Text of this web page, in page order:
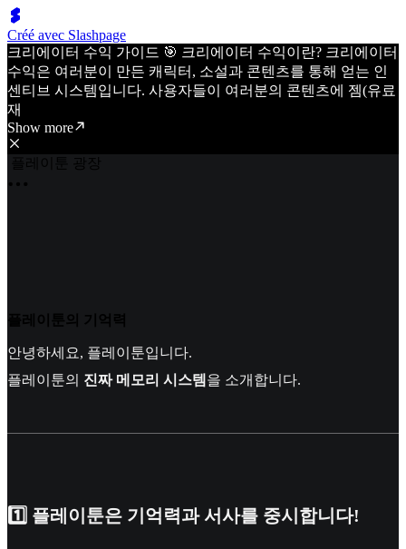
Créé avec Slashpage
크리에이터 수익 가이드 🎯 크리에이터 수익이란? 크리에이터
수익은 여러분이 만든 캐릭터, 소설과 콘텐츠를 통해 얻는 인
센티브 시스템입니다. 사용자들이 여러분의 콘텐츠에 젬(유료
재
Show more
플레이툰 광장
플레이툰의 기억력
안녕하세요, 플레이툰입니다.
플레이툰의 진짜 메모리 시스템 을 소개합니다.
1️⃣ 플레이툰은 기억력과 서사를 중시합니다!